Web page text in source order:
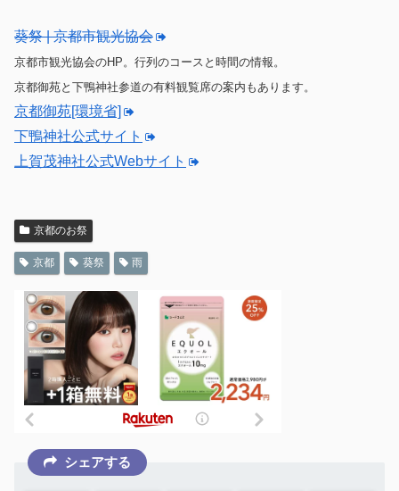
葵祭 | 京都市観光協会
京都市観光協会のHP。行列のコースと時間の情報。
京都御苑と下鴨神社参道の有料観覧席の案内もあります。
京都御苑[環境省]
下鴨神社公式サイト
上賀茂神社公式Webサイト
京都のお祭
京都 葵祭 雨
シェアする